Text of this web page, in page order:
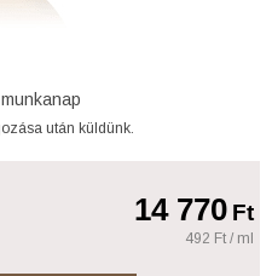
után küldünk.
14 770Ft
492 Ft / ml